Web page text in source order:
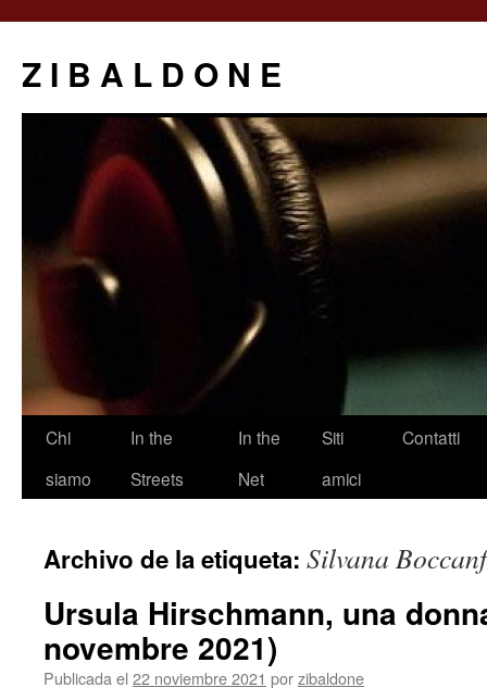
Z I B A L D O N E
Saltar
Chi
siamo
In the
Streets
In the
Net
Siti
amici
Contatti
Archivo de la etiqueta: Silvana
Ursula Hirschmann, una
novembre 2021)
Publicada el 22 noviembre 2021 porzibaldone